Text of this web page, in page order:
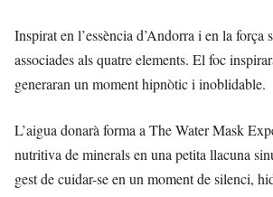
Inspirat en l’essència d’Andorra i en la
associades als quatre elements. El foc
generaran un moment hipnòtic i inoblidable.
L’aigua donarà forma a The Water Mask
nutritiva de minerals en una petita llacuna
gest de cuidar-se en un moment de silenci,